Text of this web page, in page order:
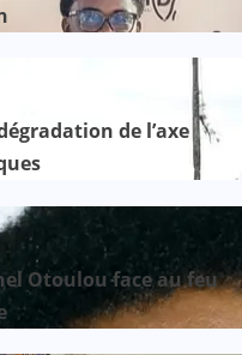
de l’axe
Otoulou face au feu